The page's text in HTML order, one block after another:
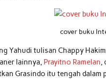
cover buku
Yahudi tulisan Chappy
lainnya, Prayitno Ramelan,
Grasindo itu tengah